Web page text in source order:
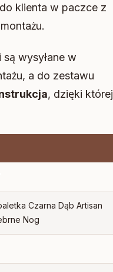
klienta w paczce z
wysyłane w
a do zestawu
, dzięki której
Czarna Dąb Artisan
Nog